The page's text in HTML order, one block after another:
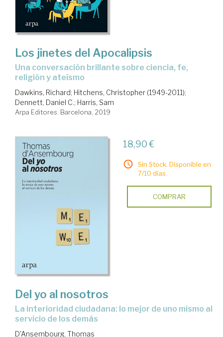
Los jinetes del Apocalipsis
una conversación brillante sobre ciencia, fe,
religión y ateísmo
Dawkins, Richard; Hitchens, Christopher (1949-2011);
Dennett, Daniel C.; Harris, Sam
Arpa Editores. Barcelona, 2019
18,90 €
Sin Stock. Disponible en
7/10 días.
COMPRAR
Del yo al nosotros
la interioridad ciudadana: lo mejor de uno mismo al
servicio de los demás
D'Ansembourg, Thomas